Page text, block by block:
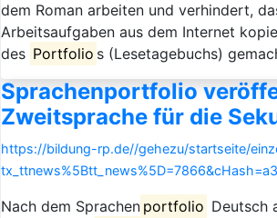
dem Roman arbeiten und verhindert,
Arbeitsaufgaben aus dem Internet
des Portfolio s (Lesetagebuchs)
Sprachenportfolio
Zweitsprache für die
https://bildung-rp.de//gehezu/startseite/
Nach dem Sprachen portfolio Deutsch